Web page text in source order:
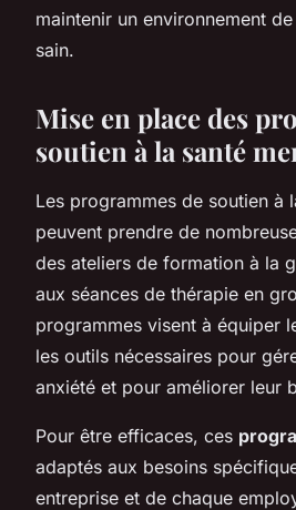
maintenir un environnement
sain.
Mise en place des
soutien à la santé
Les programmes de soutien à
peuvent prendre de
des ateliers de formation à la
aux séances de thérapie en
programmes visent à équiper
les outils nécessaires pour
anxiété et pour améliorer leur
Pour être efficaces, ces
adaptés aux besoins
entreprise et de chaque